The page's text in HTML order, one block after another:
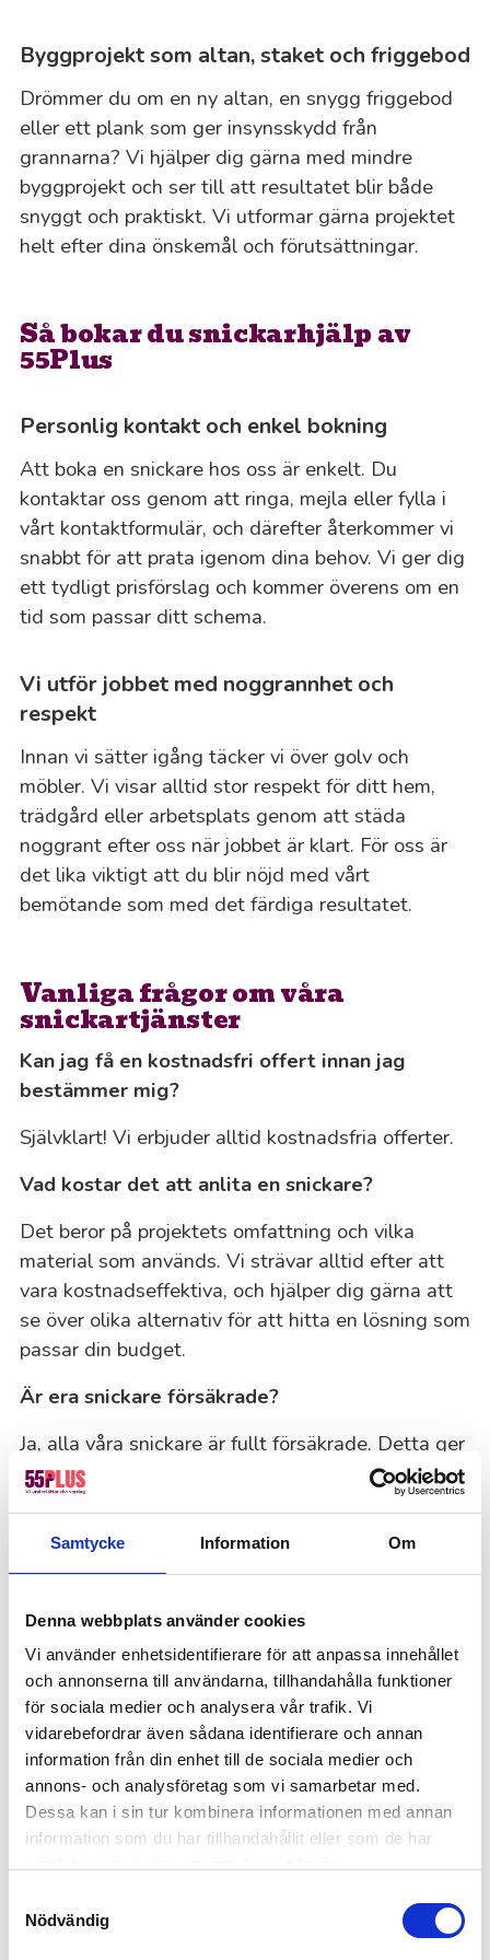
Samtycke Information Om
Denna webbplats använder cookies
Vi använder enhetsidentifierare för att anpassa innehållet
och annonserna till användarna, tillhandahålla funktioner
för sociala medier och analysera vår trafik. Vi
vidarebefordrar även sådana identifierare och annan
information från din enhet till de sociala medier och
annons- och analysföretag som vi samarbetar med.
Dessa kan i sin tur kombinera informationen med annan
information som du har tillhandahållit eller som de har
Nödvändig
Byggprojekt som altan, staket och friggebod
Drömmer du om en ny altan, en snygg friggebod
eller ett plank som ger insynsskydd från
grannarna? Vi hjälper dig gärna med mindre
byggprojekt och ser till att resultatet blir både
snyggt och praktiskt. Vi utformar gärna projektet
helt efter dina önskemål och förutsättningar.
Så bokar du snickarhjälp av
55Plus
Personlig kontakt och enkel bokning
Att boka en snickare hos oss är enkelt. Du
kontaktar oss genom att ringa, mejla eller fylla i
vårt kontaktformulär, och därefter återkommer vi
snabbt för att prata igenom dina behov. Vi ger dig
ett tydligt prisförslag och kommer överens om en
tid som passar ditt schema.
Vi utför jobbet med noggrannhet och
respekt
Innan vi sätter igång täcker vi över golv och
möbler. Vi visar alltid stor respekt för ditt hem,
trädgård eller arbetsplats genom att städa
noggrant efter oss när jobbet är klart. För oss är
det lika viktigt att du blir nöjd med vårt
bemötande som med det färdiga resultatet.
Vanliga frågor om våra
snickartjänster
Kan jag få en kostnadsfri offert innan jag
bestämmer mig?
Självklart! Vi erbjuder alltid kostnadsfria offerter.
Vad kostar det att anlita en snickare?
Det beror på projektets omfattning och vilka
material som används. Vi strävar alltid efter att
vara kostnadseffektiva, och hjälper dig gärna att
se över olika alternativ för att hitta en lösning som
passar din budget.
Är era snickare försäkrade?
Ja, alla våra snickare är fullt försäkrade. Detta ger
trygghet för både dig och oss om något oväntat
skulle hända under arbetet – och minskar risken
för missförstånd eller tvister längre fram.
Så tycker våra kunder
★★★★★
Rekommenderar 55Plus!
Smidig och personlig kontakt, både vid
uppstart och med personen som
utförde arbetet. Arbetet är väl utfört och
priset är väldigt rimligt.–Micaelavia
Trustpilot.
Boka snickare i Enskede, Årsta,